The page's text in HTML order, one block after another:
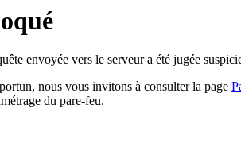
envoyée vers le serveur a été jugée
nous vous invitons à consulter la page
du pare-feu.